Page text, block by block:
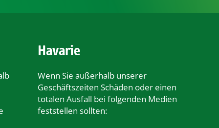
Havarie
Wenn Sie außerhalb unserer
Geschäftszeiten Schäden oder einen
totalen Ausfall bei folgenden Medien
feststellen sollten: